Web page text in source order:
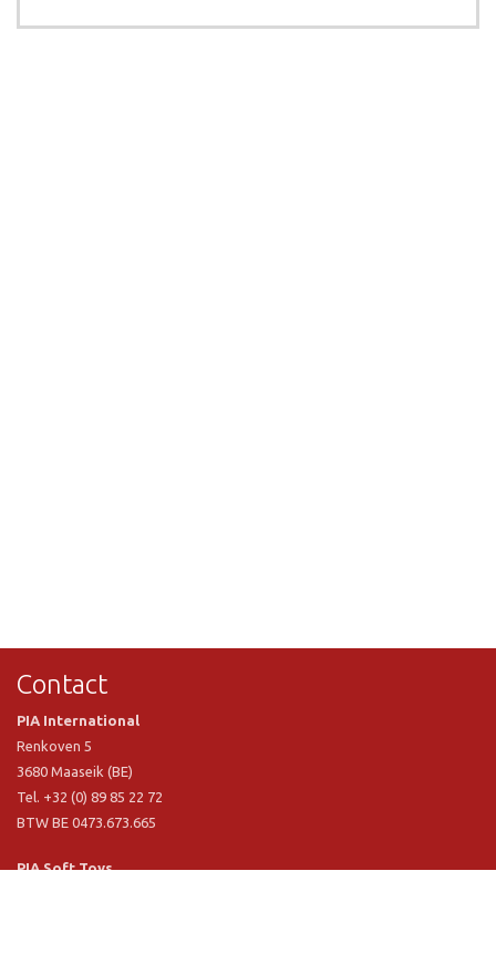
Contact
PIA International
Renkoven 5
3680 Maaseik (BE)
Tel. +32 (0) 89 85 22 72
BTW BE 0473.673.665
PIA Soft Toys